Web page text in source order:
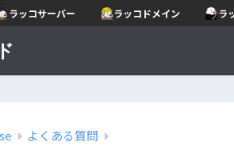
ラッコサーバー ラッコドメイン ラ
よくある質問